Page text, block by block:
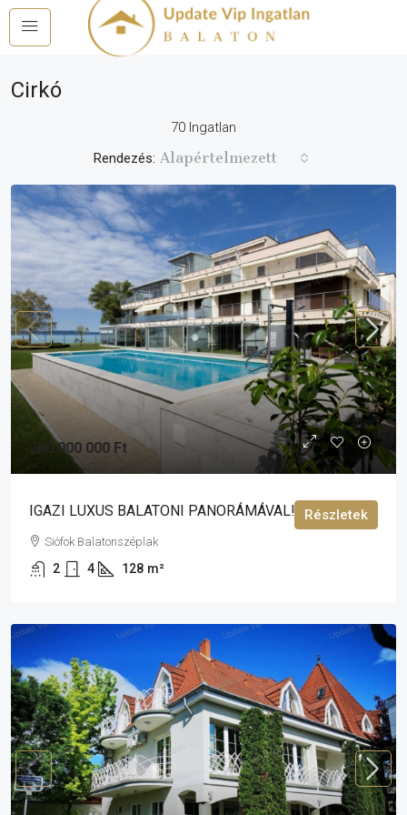
Cirkó
70 Ingatlan
Rendezés: Alapértelmezett
260 000 000 Ft
IGAZI LUXUS BALATONI PANORÁMÁVAL!
Siófok Balatonszéplak
2 4 128 m²
Részletek